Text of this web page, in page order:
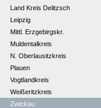
Land Kreis Delitzsch
Leipzig
Mittl. Erzgebirgskr.
Muldentalkreis
N. Oberlausitzkreis
Plauen
Vogtlandkreis
Weißeritzkreis
Zwickau